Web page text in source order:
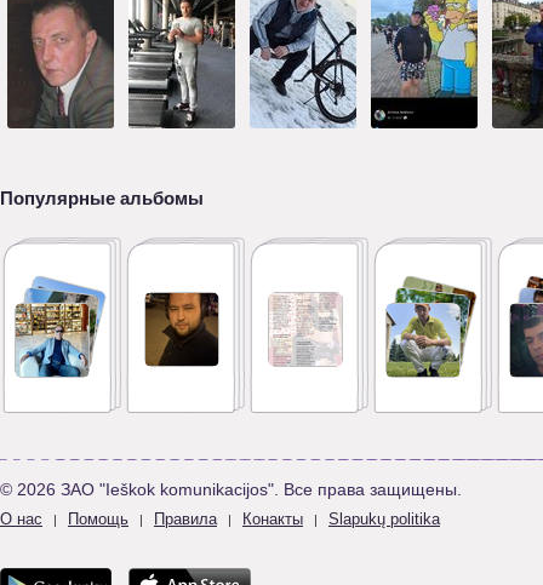
Популярные альбомы
© 2026 ЗАО "Ieškok komunikacijos". Все права защищены.
О нас | Помощь | Правила | Конакты | Slapukų politika